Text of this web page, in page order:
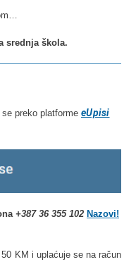
srednja škola.
preko platforme eUpisi
+387 36 355 102 Nazovi!
KM i uplaćuje se na račun